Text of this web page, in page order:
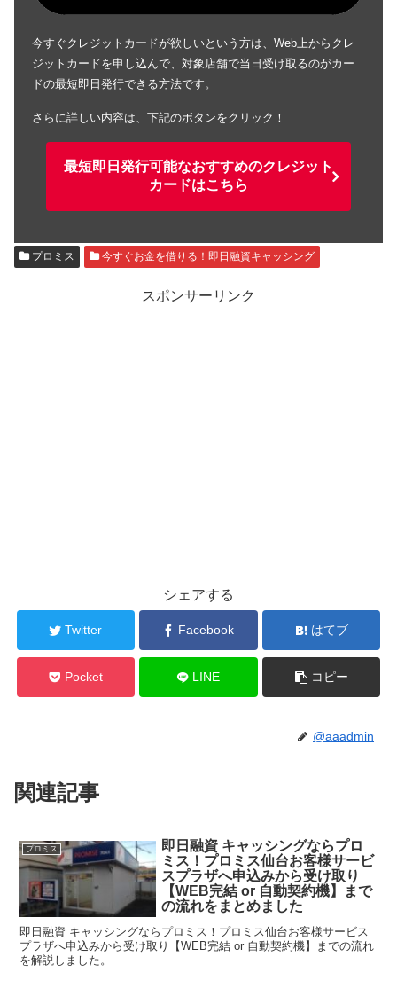
今すぐクレジットカードが欲しいという方は、Web上からクレ
ジットカードを申し込んで、対象店舗で当日受け取るのがカー
ドの最短即日発行できる方法です。
さらに詳しい内容は、下記のボタンをクリック！
最短即日発行可能なおすすめのクレジット
カードはこちら
プロミス 今すぐお金を借りる！即日融資キャッシング
スポンサーリンク
シェアする
Twitter Facebook はてブ
Pocket LINE コピー
@aaadmin
関連記事
プロミス
即日融資 キャッシングならプロ
ミス！プロミス仙台お客様サービ
スプラザへ申込みから受け取り
【WEB完結 or 自動契約機】まで
の流れをまとめました
即日融資 キャッシングならプロミス！プロミス仙台お客様サービス
プラザへ申込みから受け取り【WEB完結 or 自動契約機】までの流れ
を解説しました。